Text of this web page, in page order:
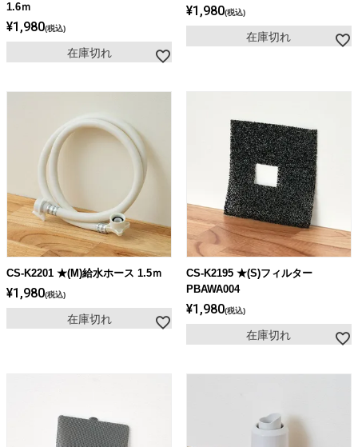
1.6ｍ
¥1,980 税込
在庫切れ
¥1,980 税込
在庫切れ
CS-K2201 ★(M)給水ホース 1.5ｍ
¥1,980 税込
在庫切れ
CS-K2195 ★(S)フィルター
PBAWA004
¥1,980 税込
在庫切れ